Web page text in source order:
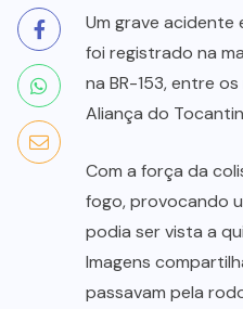
Um grave acidente
foi registrado na
na BR-153, entre
Aliança do
Com a força da
fogo, provocando
podia ser vista a
Imagens
passavam pela